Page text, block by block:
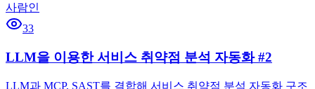
사람인
33
LLM을 이용한 서비스 취약점 분석 자동화 #2
LLM과 MCP, SAST를 결합해 서비스 취약점 분석 자동화 구조